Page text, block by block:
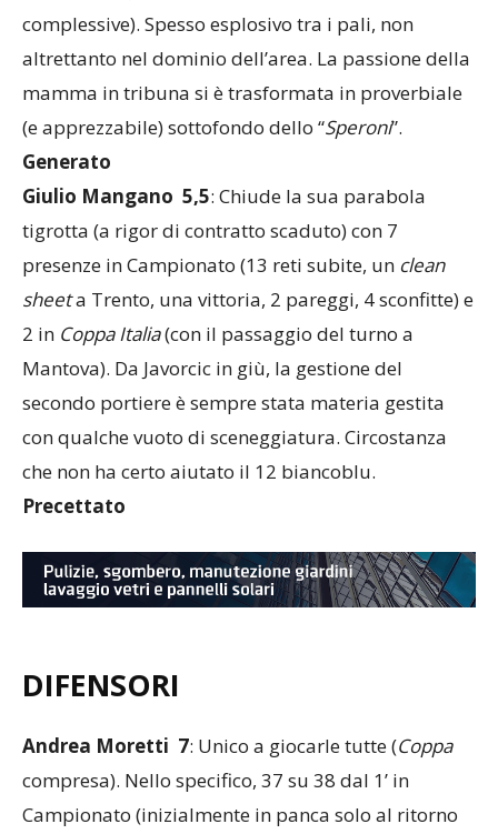
complessive). Spesso esplosivo tra i pali, non
altrettanto nel dominio dell’area. La passione della
mamma in tribuna si è trasformata in proverbiale
(e apprezzabile) sottofondo dello “
Speroni
Generato
Giulio Mangano 5,5
: Chiude la sua parabola
tigrotta (a rigor di contratto scaduto) con 7
presenze in Campionato (13 reti subite, un
a Trento, una vittoria, 2 pareggi, 4 sconfitte) e
Coppa Italia
(con il passaggio del turno a
Mantova). Da Javorcic in giù, la gestione del
secondo portiere è sempre stata materia gestita
con qualche vuoto di sceneggiatura. Circostanza
DIFENSORI
: Unico a giocarle tutte (